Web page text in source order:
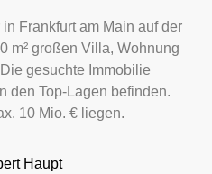
Frankfurt am Main auf der
m² großen Villa, Wohnung
gesuchte Immobilie
den Top-Lagen befinden.
10 Mio. € liegen.
Haupt